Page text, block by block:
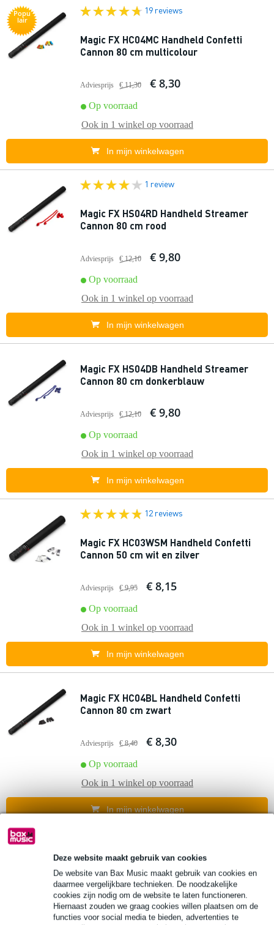
Deze website maakt gebruik van cookies
De website van Bax Music maakt gebruik van cookies en
daarmee vergelijkbare technieken. De noodzakelijke
cookies zijn nodig om de website te laten functioneren.
Hiernaast zouden we graag cookies willen plaatsen om de
functies voor social media te bieden, advertenties te
Popu
lair
19 reviews
Magic FX HC04MC Handheld Confetti
Cannon 80 cm multicolour
Adviesprijs € 11,30 € 8,30
Op voorraad
Ook in 1 winkel op voorraad
In mijn winkelwagen
1 review
Magic FX HS04RD Handheld Streamer
Cannon 80 cm rood
Adviesprijs € 12,10 € 9,80
Op voorraad
Ook in 1 winkel op voorraad
In mijn winkelwagen
Magic FX HS04DB Handheld Streamer
Cannon 80 cm donkerblauw
Adviesprijs € 12,10 € 9,80
Op voorraad
Ook in 1 winkel op voorraad
In mijn winkelwagen
12 reviews
Magic FX HC03WSM Handheld Confetti
Cannon 50 cm wit en zilver
Adviesprijs € 9,95 € 8,15
Op voorraad
Ook in 1 winkel op voorraad
In mijn winkelwagen
Magic FX HC04BL Handheld Confetti
Cannon 80 cm zwart
Adviesprijs € 8,40 € 8,30
Op voorraad
Ook in 1 winkel op voorraad
In mijn winkelwagen
Popu
Magic FX HS04MC Handheld Streamer
shooter 80cm Multicolour
Adviesprijs € 14,20 € 9,80